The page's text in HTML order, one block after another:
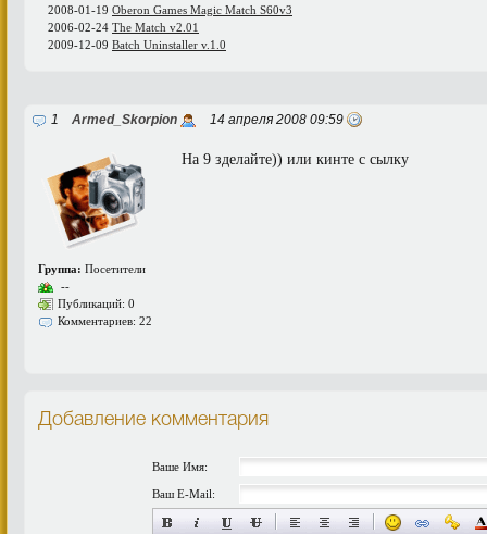
2008-01-19 Oberon Games Magic Match S60v3
2006-02-24 The Match v2.01
2009-12-09 Batch Uninstaller v.1.0
1 Armed_Skorpion 14 апреля 2008 09:59
Группа: Посетители
--
Публикаций: 0
Комментариев: 22
На 9 зделайте)) или кинте с сылку
Добавление комментария
Ваше Имя:
Ваш E-Mail: